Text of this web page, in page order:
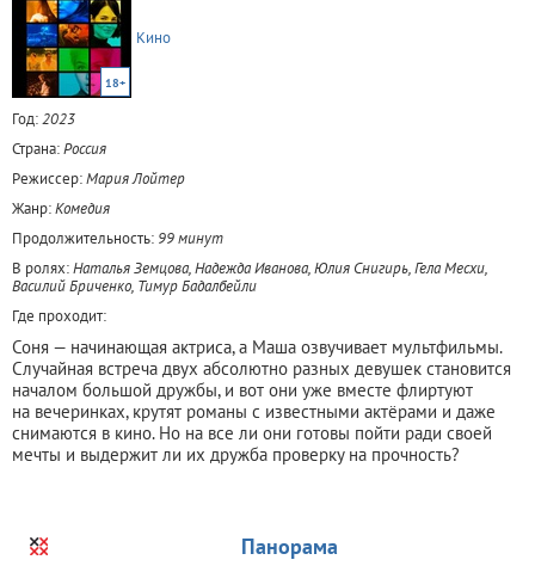
18+
Кино
Год:2023
Страна:Россия
Режиссер:Мария Лойтер
Жанр:Комедия
Продолжительность: 99 минут
В ролях:Наталья Земцова, Надежда Иванова, Юлия Снигирь, Гела Месхи,
Василий Бриченко, Тимур Бадалбейли
Где проходит:
Соня — начинающая актриса, а Маша озвучивает мультфильмы.
Случайная встреча двух абсолютно разных девушек становится
началом большой дружбы, и вот они уже вместе флиртуют
на вечеринках, крутят романы с известными актёрами и даже
снимаются в кино. Но на все ли они готовы пойти ради своей
мечты и выдержит ли их дружба проверку на прочность?
Панорама